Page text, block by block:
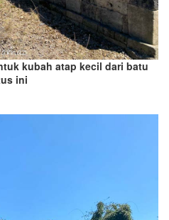
kubah atap kecil dari batu
ini